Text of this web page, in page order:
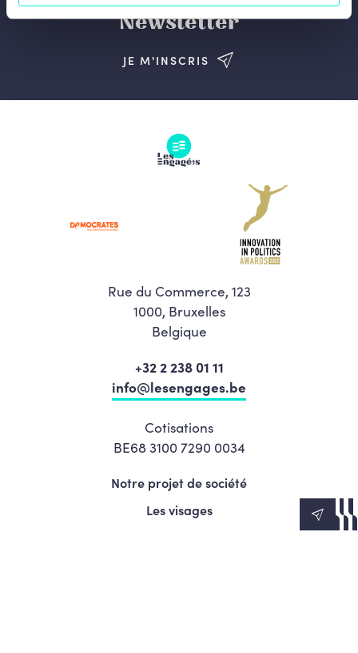
Newsletter
JE M'INSCRIS
Rue du Commerce, 123
1000, Bruxelles
Belgique
+32 2 238 01 11
info@lesengages.be
Cotisations
BE68 3100 7290 0034
Notre projet de société
Les visages